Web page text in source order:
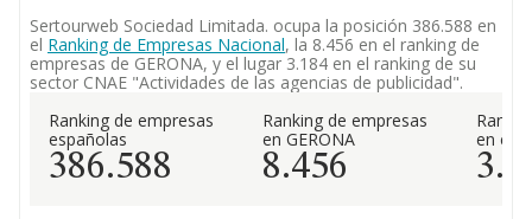
Sertourweb Sociedad Limitada. ocupa la posición 386.588 en
el Ranking de Empresas Nacional, la 8.456 en el ranking de
empresas de GERONA, y el lugar 3.184 en el ranking de su
sector CNAE "Actividades de las agencias de publicidad".
Ranking de empresas
españolas
386.588
Ranking de empresas
en GERONA
8.456
en el